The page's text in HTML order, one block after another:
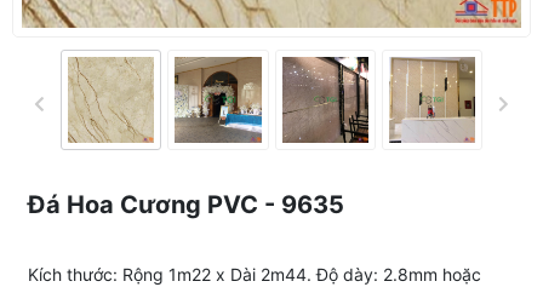
Đá Hoa Cương PVC - 9635
Kích thước: Rộng 1m22 x Dài 2m44. Độ dày: 2.8mm hoặc